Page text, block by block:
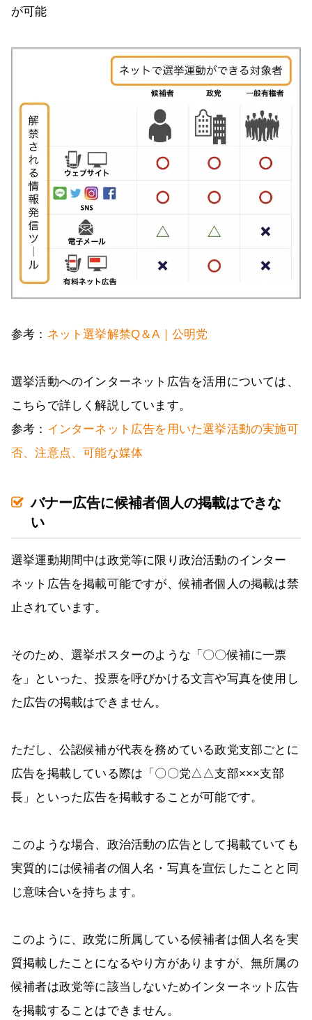
が可能
参考： ネット選挙解禁Q＆A｜公明党
選挙活動へのインターネット広告を活用については、
こちらで詳しく解説しています。
参考： インターネット広告を用いた選挙活動の実施可
否、注意点、可能な媒体
バナー広告に候補者個人の掲載はできな
い
選挙運動期間中は政党等に限り政治活動のインター
ネット広告を掲載可能ですが、候補者個人の掲載は禁
止されています。
そのため、選挙ポスターのような「〇〇候補に一票
を」といった、投票を呼びかける文言や写真を使用し
た広告の掲載はできません。
ただし、公認候補が代表を務めている政党支部ごとに
広告を掲載している際は「〇〇党△△支部×××支部
長」といった広告を掲載することが可能です。
このような場合、政治活動の広告として掲載ていても
実質的には候補者の個人名・写真を宣伝したことと同
じ意味合いを持ちます。
このように、政党に所属している候補者は個人名を実
質掲載したことになるやり方がありますが、無所属の
候補者は政党等に該当しないためインターネット広告
を掲載することはできません。